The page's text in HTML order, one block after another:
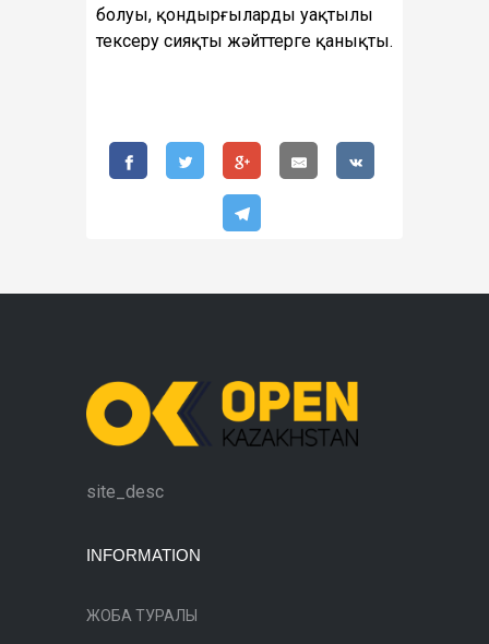
болуы, қондырғыларды уақтылы
тексеру сияқты жәйттерге қанықты.
site_desc
INFORMATION
ЖОБА ТУРАЛЫ